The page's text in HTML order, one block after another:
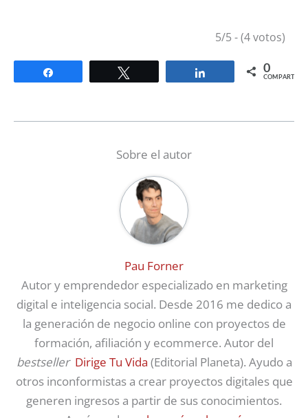
5/5 - (4 votos)
Compartir 0
COMPARTIR
Sobre el autor
Pau Forner
Autor y emprendedor especializado en marketing
digital e inteligencia social. Desde 2016 me dedico a
la generación de negocio online con proyectos de
formación, afiliación y ecommerce. Autor del
bestseller Dirige Tu Vida (Editorial Planeta). Ayudo a
otros inconformistas a crear proyectos digitales que
generen ingresos a partir de sus conocimientos.